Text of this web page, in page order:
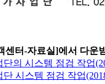
터-자료실]에서 다운
의 시스템 점검 작업
시스템 점검 작업